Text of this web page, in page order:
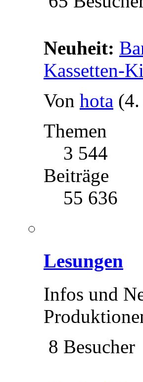
Neuheit:
Kassetten-
Von hota
Themen
3 544
Beiträge
55 636
Lesungen
Infos und
8 Besucher